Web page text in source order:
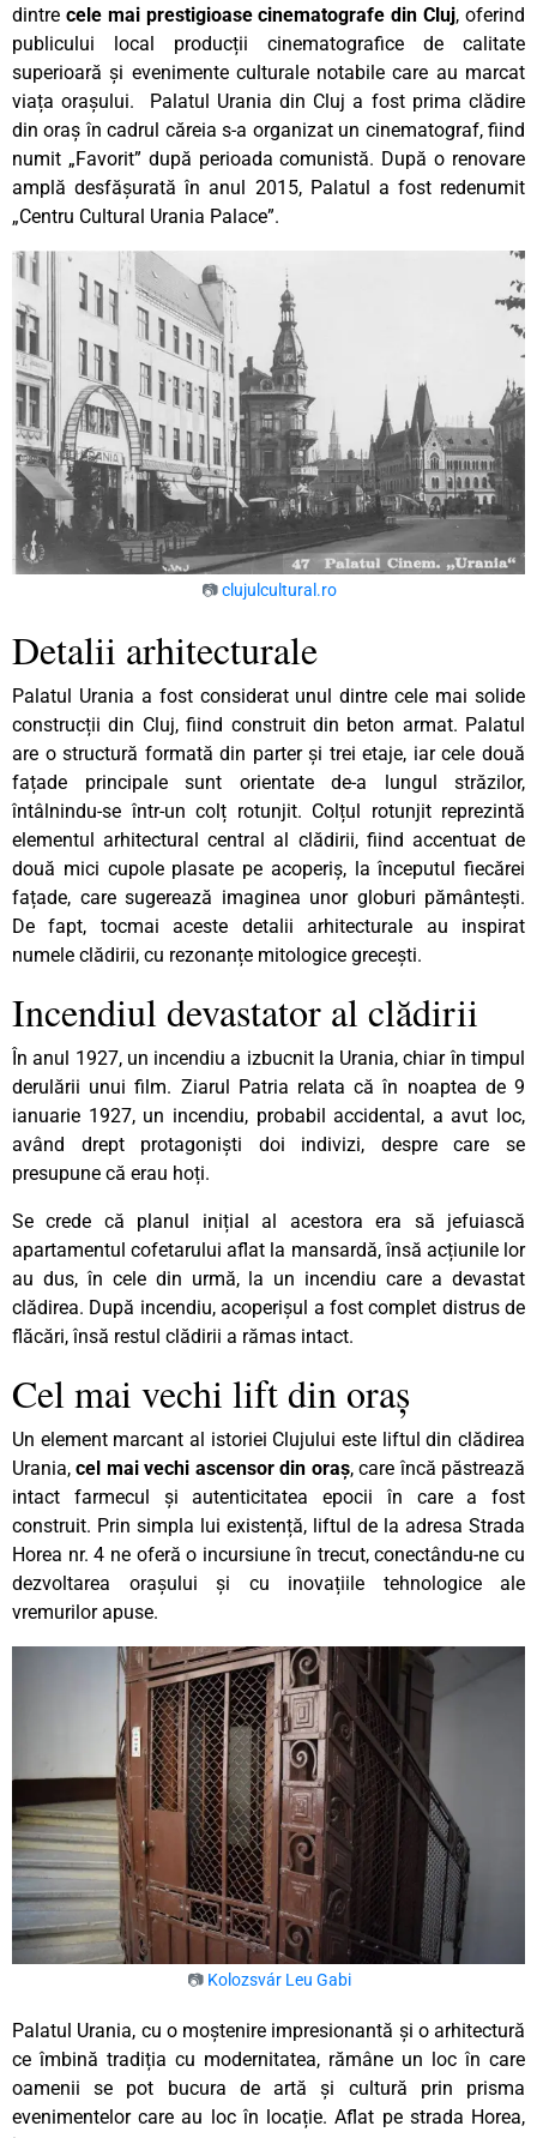
dintre cele mai prestigioase cinematografe din Cluj, oferind
publicului local producții cinematografice de calitate
superioară și evenimente culturale notabile care au marcat
viața orașului. Palatul Urania din Cluj a fost prima clădire
din oraș în cadrul căreia s-a organizat un cinematograf, fiind
numit „Favorit” după perioada comunistă. După o renovare
amplă desfășurată în anul 2015, Palatul a fost redenumit
„Centru Cultural Urania Palace”.
📷clujulcultural.ro
Detalii arhitecturale
Palatul Urania a fost considerat unul dintre cele mai solide
construcții din Cluj, fiind construit din beton armat. Palatul
are o structură formată din parter și trei etaje, iar cele două
fațade principale sunt orientate de-a lungul străzilor,
întâlnindu-se într-un colț rotunjit. Colțul rotunjit reprezintă
elementul arhitectural central al clădirii, fiind accentuat de
două mici cupole plasate pe acoperiș, la începutul fiecărei
fațade, care sugerează imaginea unor globuri pământești.
De fapt, tocmai aceste detalii arhitecturale au inspirat
numele clădirii, cu rezonanțe mitologice grecești.
Incendiul devastator al clădirii
În anul 1927, un incendiu a izbucnit la Urania, chiar în timpul
derulării unui film. Ziarul Patria relata că în noaptea de 9
ianuarie 1927, un incendiu, probabil accidental, a avut loc,
având drept protagoniști doi indivizi, despre care se
presupune că erau hoți.
Se crede că planul inițial al acestora era să jefuiască
apartamentul cofetarului aflat la mansardă, însă acțiunile lor
au dus, în cele din urmă, la un incendiu care a devastat
clădirea. După incendiu, acoperișul a fost complet distrus de
flăcări, însă restul clădirii a rămas intact.
Cel mai vechi lift din oraș
Un element marcant al istoriei Clujului este liftul din clădirea
Urania,cel mai vechi ascensor din oraș, care încă păstrează
intact farmecul și autenticitatea epocii în care a fost
construit. Prin simpla lui existență, liftul de la adresa Strada
Horea nr. 4 ne oferă o incursiune în trecut, conectându-ne cu
dezvoltarea orașului și cu inovațiile tehnologice ale
vremurilor apuse.
📷 Kolozsvár Leu Gabi
Palatul Urania, cu o moștenire impresionantă și o arhitectură
ce îmbină tradiția cu modernitatea, rămâne un loc în care
oamenii se pot bucura de artă și cultură prin prisma
evenimentelor care au loc în locație. Aflat pe strada Horea,